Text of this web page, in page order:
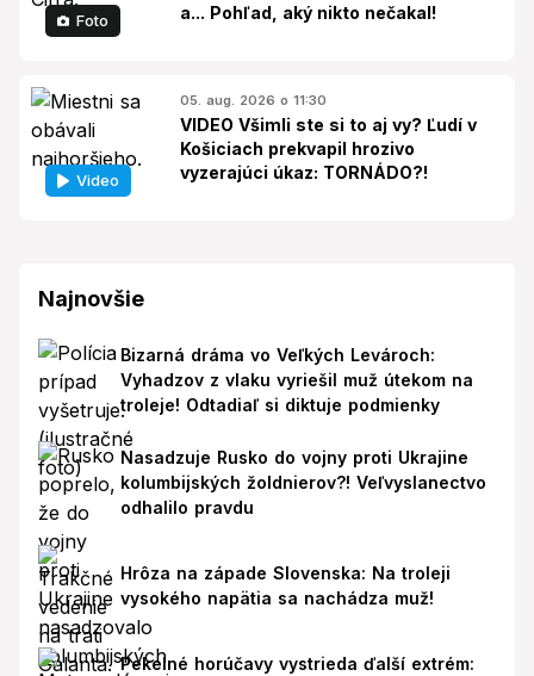
Foto
a... Pohľad, aký nikto nečakal!
Video
05. aug. 2026 o 11:30
VIDEO Všimli ste si to aj vy? Ľudí v
Košiciach prekvapil hrozivo
vyzerajúci úkaz: TORNÁDO?!
Najnovšie
Bizarná dráma vo Veľkých Levároch:
Vyhadzov z vlaku vyriešil muž útekom na
troleje! Odtadiaľ si diktuje podmienky
Nasadzuje Rusko do vojny proti Ukrajine
kolumbijských žoldnierov?! Veľvyslanectvo
odhalilo pravdu
Hrôza na západe Slovenska: Na troleji
vysokého napätia sa nachádza muž!
Pekelné horúčavy vystrieda ďalší extrém: